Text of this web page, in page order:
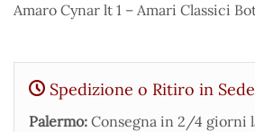
Amaro Cynar lt 1 – Amari Classici
Spedizione o Ritiro in Sede
Palermo: Consegna in 2/4 giorni